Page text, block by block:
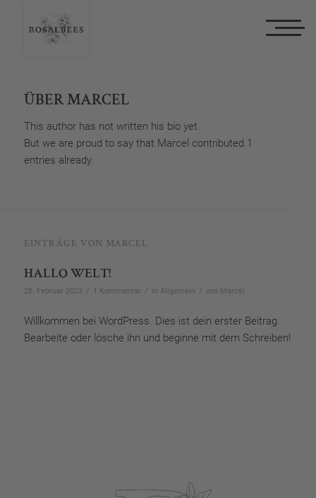
ÜBERMARCEL
This author has not written his bio yet.
But we are proud to say that Marcel contributed 1
entries already.
EINTRÄGE VON MARCEL
HALLO WELT!
28. Februar 2023 / 1 Kommentar / in Allgemein / von Marcel
Willkommen bei WordPress. Dies ist dein erster Beitrag.
Bearbeite oder lösche ihn und beginne mit dem Schreiben!